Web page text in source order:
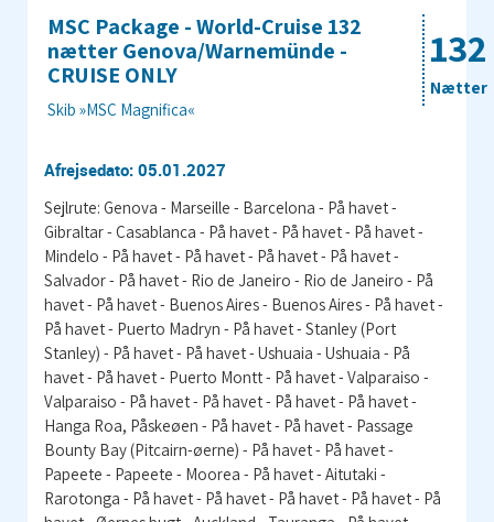
132
Nætter
MSC Package - World-Cruise 132
nætter Genova/Warnemünde -
CRUISE ONLY
Skib »MSC Magnifica«
Afrejsedato: 05.01.2027
Sejlrute: Genova - Marseille - Barcelona - På havet -
Gibraltar - Casablanca - På havet - På havet - På havet -
Mindelo - På havet - På havet - På havet - På havet -
Salvador - På havet - Rio de Janeiro - Rio de Janeiro - På
havet - På havet - Buenos Aires - Buenos Aires - På havet -
På havet - Puerto Madryn - På havet - Stanley (Port
Stanley) - På havet - På havet - Ushuaia - Ushuaia - På
havet - På havet - Puerto Montt - På havet - Valparaiso -
Valparaiso - På havet - På havet - På havet - På havet -
Hanga Roa, Påskeøen - På havet - På havet - Passage
Bounty Bay (Pitcairn-øerne) - På havet - På havet -
Papeete - Papeete - Moorea - På havet - Aitutaki -
Rarotonga - På havet - På havet - På havet - På havet - På